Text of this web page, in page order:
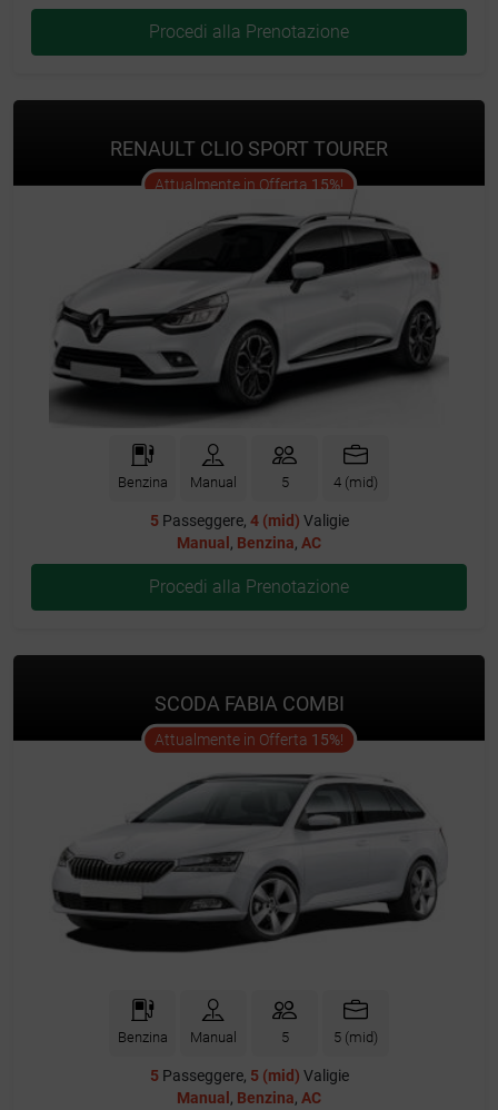
Procedi alla Prenotazione
RENAULT CLIO SPORT TOURER
Attualmente in Offerta 15%! offer
Benzina Manual 5 4 (mid)
5Passeggere, 4 (mid) Valigie
Manual , Benzina, AC
Procedi alla Prenotazione
SCODA FABIA COMBI
Attualmente in Offerta 15%! offer
Benzina Manual 5 5 (mid)
5Passeggere, 5 (mid) Valigie
Manual , Benzina, AC